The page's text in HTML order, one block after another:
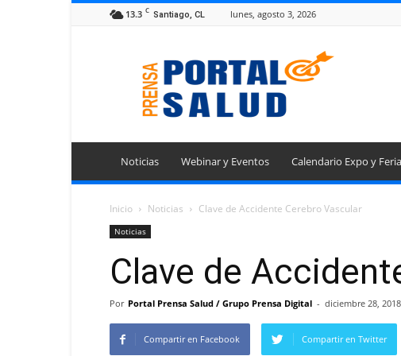
13.3 C Santiago, CL lunes, agosto 3, 2026
Portal
Prensa
Salud
Noticias Webinar y Eventos Calendario Expo y
Inicio Noticias Clave de Accidente Cerebro Vascular
Noticias
Clave de
Por Portal Prensa Salud / Grupo Prensa Digital - diciembre 28, 2018
Compartir en Facebook Compartir en Twitter